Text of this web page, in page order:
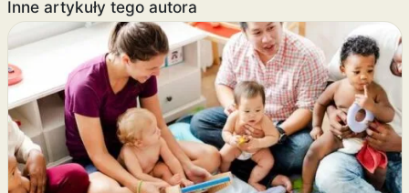
Inne artykuły tego autora